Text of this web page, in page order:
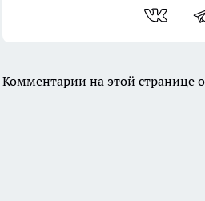
Комментарии на этой странице